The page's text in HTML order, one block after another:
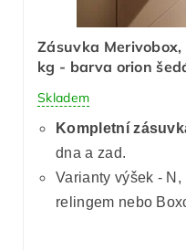
Zásuvka
kg - barva orion
Skladem
Kompletní
dna a zad.
Varianty výšek -
relingem nebo